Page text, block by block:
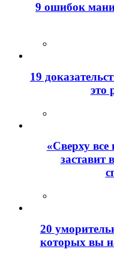
9 ошибок
19
это
«Сверху
заставит
20
которых вы